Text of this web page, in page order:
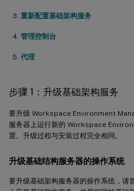
重新配置基础架构服务
管理控制台
代理
步骤 1：升级基础架构服务
要升级 Workspace Environment
服务器上运行新的 Workspace
置。升级过程与安装过程完全相同。
升级基础结构服务器的操作系统
要升级基础架构服务器的操作系统，请